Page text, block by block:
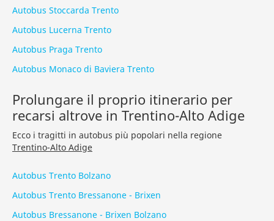
Autobus Stoccarda Trento
Autobus Lucerna Trento
Autobus Praga Trento
Autobus Monaco di Baviera Trento
Prolungare il proprio itinerario per
recarsi altrove in Trentino-Alto Adige
Ecco i tragitti in autobus più popolari nella regione
Trentino-Alto Adige
Autobus Trento Bolzano
Autobus Trento Bressanone - Brixen
Autobus Bressanone - Brixen Bolzano